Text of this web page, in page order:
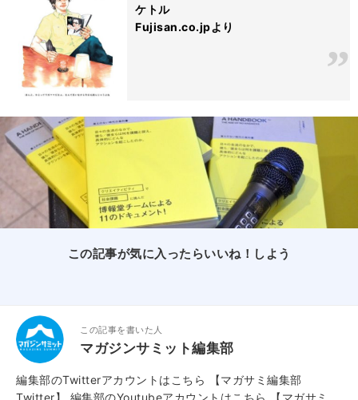
ケトル
Fujisan.co.jpより
この記事が気に入ったらいいね！しよう
この記事を書いた人
マガジンサミット編集部
編集部のTwitterアカウントはこちら
【マガサミ編集部